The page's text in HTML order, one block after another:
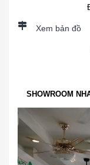
Xem bản đồ
SHOWROOM